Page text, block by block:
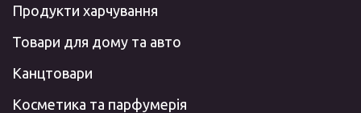
Продукти харчування
Товари для дому та авто
Канцтовари
Косметика та парфумерія